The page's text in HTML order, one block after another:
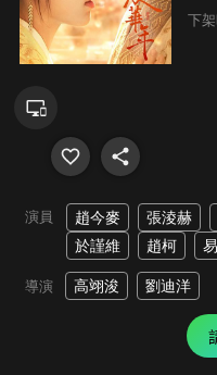
下
演員 趙今麥 張淩赫
於謹維
趙柯
導演 高翊浚 劉迪洋